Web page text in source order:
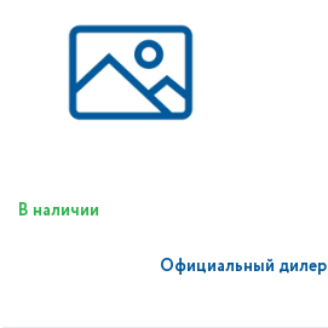
В наличии
Официальный дилер